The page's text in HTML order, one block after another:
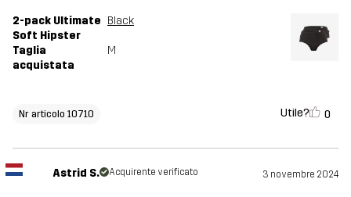
2-pack Ultimate
Soft Hipster
Black
Taglia
acquistata
M
Nr articolo 10710 Utile? 0
Astrid S. Acquirente verificato 3 novembre 2024